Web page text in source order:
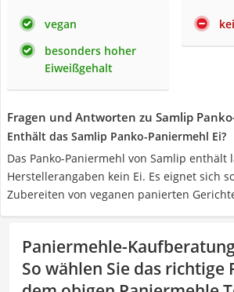
vegan
besonders hoher
Eiweißgehalt
Fragen und Antworten zu Samlip
Enthält das Samlip Panko-Paniermehl Ei?
Das Panko-Paniermehl von Samlip enthält
Herstellerangaben kein Ei. Es eignet sich
Zubereiten von veganen panierten
Paniermehle-
So wählen Sie das richtige